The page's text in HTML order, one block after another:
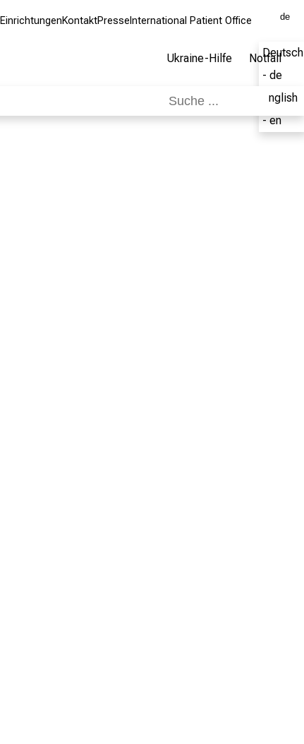
EinrichtungenKontaktPresse International Patient Office de
Deutsch
- de
English
- en
Ukraine-Hilfe Notfall